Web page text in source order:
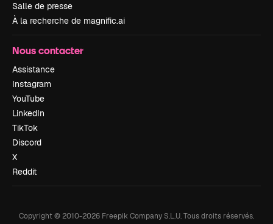
Salle de presse
À la recherche de magnific.ai
Nous contacter
Assistance
Instagram
YouTube
LinkedIn
TikTok
Discord
X
Reddit
Copyright © 2010-2026 Freepik Company S.L.U.Tous droits réservés.